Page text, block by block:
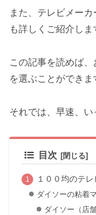
また、テレビメー
も詳しくご紹介しま
この記事を読めば
を選ぶことができま
それでは、早速、い
目次
１００均のテ
ダイソーの粘着
ダイソー（店舗